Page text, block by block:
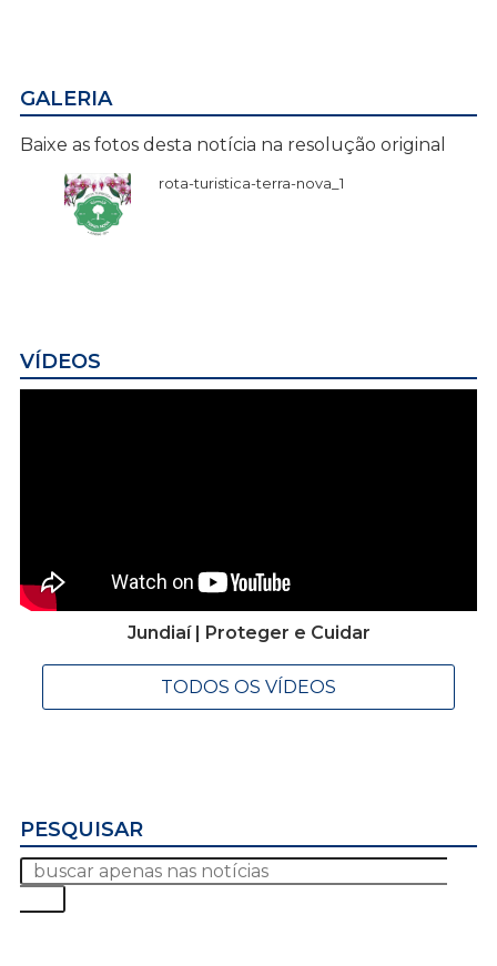
GALERIA
Baixe as fotos desta notícia na resolução original
rota-turistica-terra-nova_1
VÍDEOS
Jundiaí | Proteger e Cuidar
TODOS OS VÍDEOS
PESQUISAR